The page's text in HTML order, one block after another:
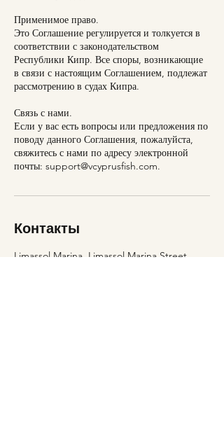
Применимое право.
Это Соглашение регулируется и толкуется в
соответствии с законодательством
Республики Кипр. Все споры, возникающие
в связи с настоящим Соглашением, подлежат
рассмотрению в судах Кипра.
Связь с нами.
Если у вас есть вопросы или предложения по
поводу данного Соглашения, пожалуйста,
свяжитесь с нами по адресу электронной
почты: support@vcyprusfish.com.
Контакты
Limassol Marina, Limassol Marina Street,